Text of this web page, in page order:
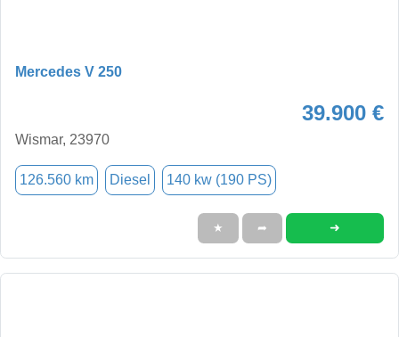
Mercedes V 250
39.900 €
Wismar, 23970
126.560 km Diesel 140 kw (190 PS)
★ ➦ ➜